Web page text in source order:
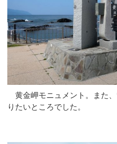
黄金岬モニュメント。また
りたいところでした。